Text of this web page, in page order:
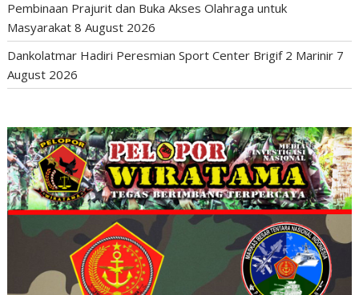
Pembinaan Prajurit dan Buka Akses Olahraga untuk
Masyarakat 8 August 2026
Dankolatmar Hadiri Peresmian Sport Center Brigif 2 Marinir 7
August 2026